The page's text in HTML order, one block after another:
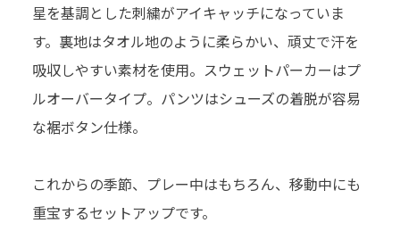
星を基調とした刺繍がアイキャッチになっていま
す。裏地はタオル地のように柔らかい、頑丈で汗を
吸収しやすい素材を使用。スウェットパーカーはプ
ルオーバータイプ。パンツはシューズの着脱が容易
な裾ボタン仕様。
これからの季節、プレー中はもちろん、移動中にも
重宝するセットアップです。